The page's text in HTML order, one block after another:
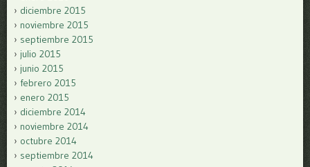
diciembre 2015
noviembre 2015
septiembre 2015
julio 2015
junio 2015
febrero 2015
enero 2015
diciembre 2014
noviembre 2014
octubre 2014
septiembre 2014